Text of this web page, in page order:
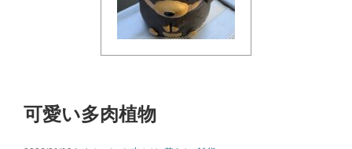
可愛い多肉植物